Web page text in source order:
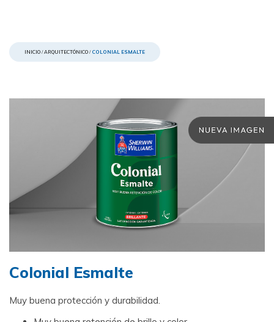
INICIO /ARQUITECTÓNICO / COLONIAL ESMALTE
Colonial Esmalte
Muy buena protección y durabilidad.